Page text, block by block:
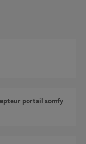
portail somfy